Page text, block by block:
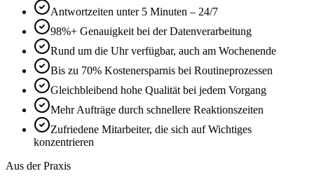
Antwortzeiten unter 5 Minuten – 24/7
98%+ Genauigkeit bei der Datenverarbeitung
Rund um die Uhr verfügbar, auch am Wochenende
Bis zu 70% Kostenersparnis bei Routineprozessen
Gleichbleibend hohe Qualität bei jedem Vorgang
Mehr Aufträge durch schnellere Reaktionszeiten
Zufriedene Mitarbeiter, die sich auf Wichtiges
konzentrieren
Aus der Praxis